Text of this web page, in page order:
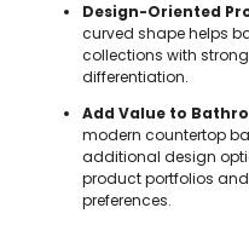
Design-Oriented
curved shape helps
collections with
differentiation.
Add Value to
modern countertop
additional design
product portfolios
preferences.